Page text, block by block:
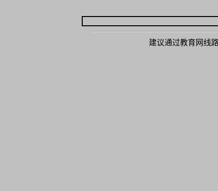
建议通过教育网线